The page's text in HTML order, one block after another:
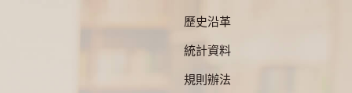
歷史沿革
統計資料
規則辦法